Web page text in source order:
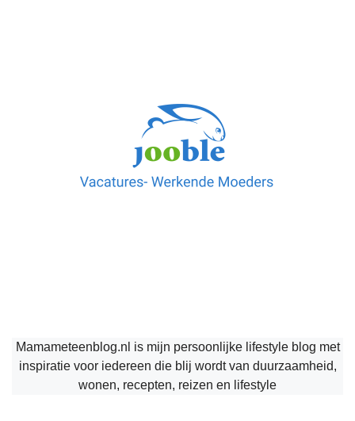
Mamameteenblog.nl is mijn persoonlijke lifestyle blog met
inspiratie voor iedereen die blij wordt van duurzaamheid,
wonen, recepten, reizen en lifestyle